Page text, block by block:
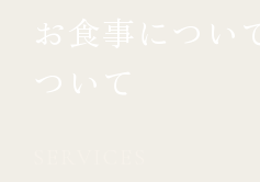
お食事につい
ついて